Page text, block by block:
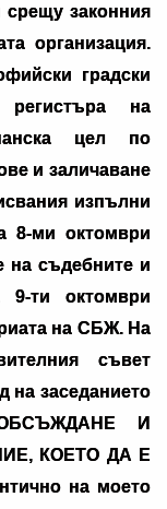
законния
организация.
градски
на
цел по
и заличаване
изпълни
8-ми октомври
на съдебните и
9-ти октомври
на СБЖ. На
съвет
на заседанието
И
КОЕТО ДА Е
на моето